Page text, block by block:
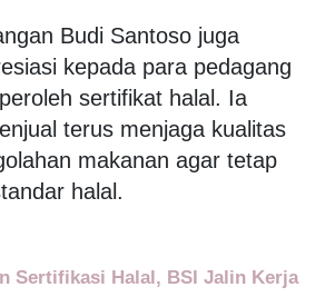
Budi Santoso juga
kepada para pedagang
sertifikat halal. Ia
terus menjaga kualitas
makanan agar tetap
halal.
Sertifikasi Halal, BSI Jalin Kerja